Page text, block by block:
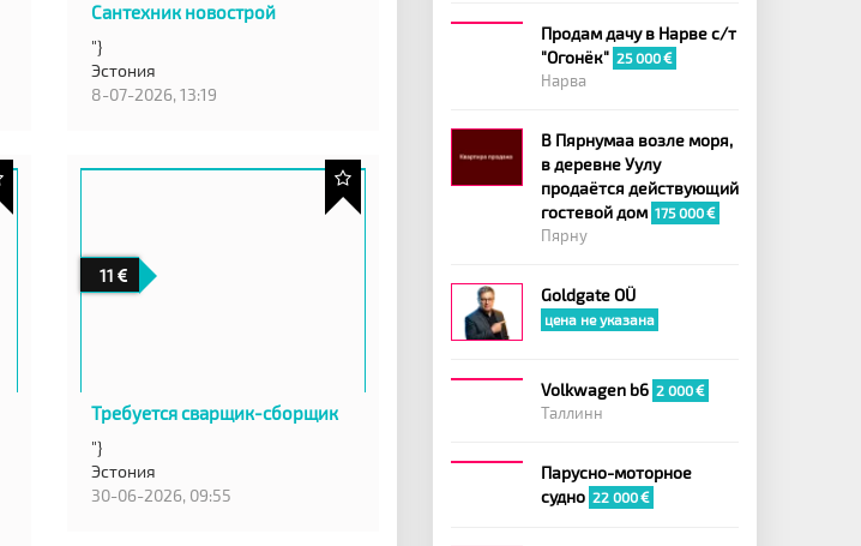
Сантехник новострой
"}
Эстония
8-07-2026, 13:19
11
Требуется сварщик-сборщик
"}
Эстония
30-06-2026, 09:55
Продам дачу в Нарве с/т
"Огонёк" 25 000
Нарва
В Пярнумаа возле моря,
в деревне Уулу
продаётся действующий
гостевой дом 175 000
Пярну
Goldgate OÜ
цена не указана
Volkwagen b6 2 000
Таллинн
Парусно-моторное
судно 22 000